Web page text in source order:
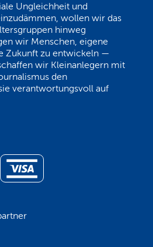
Ungleichheit und
wollen wir das
hinweg
wir Menschen, eigene
Zukunft zu entwickeln —
wir Kleinanlegern mit
den
verantwortungsvoll auf